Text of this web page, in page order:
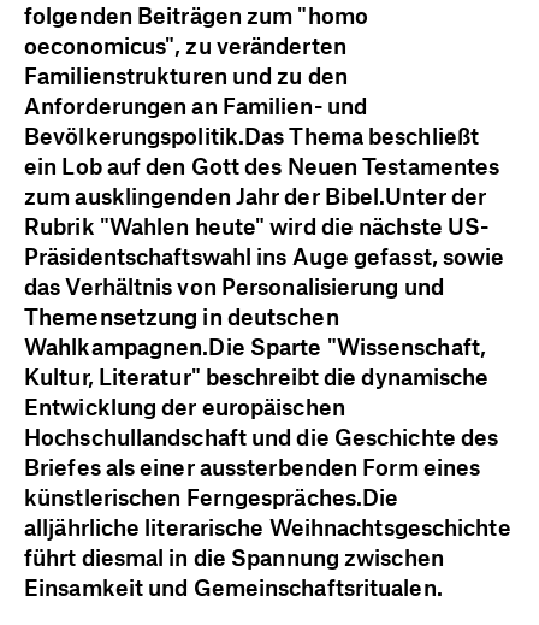
folgenden Beiträgen zum "homo
oeconomicus", zu veränderten
Familienstrukturen und zu den
Anforderungen an Familien- und
Bevölkerungspolitik.Das Thema beschließt
ein Lob auf den Gott des Neuen Testamentes
zum ausklingenden Jahr der Bibel.Unter der
Rubrik "Wahlen heute" wird die nächste US-
Präsidentschaftswahl ins Auge gefasst, sowie
das Verhältnis von Personalisierung und
Themensetzung in deutschen
Wahlkampagnen.Die Sparte "Wissenschaft,
Kultur, Literatur" beschreibt die dynamische
Entwicklung der europäischen
Hochschullandschaft und die Geschichte des
Briefes als einer aussterbenden Form eines
künstlerischen Ferngespräches.Die
alljährliche literarische Weihnachtsgeschichte
führt diesmal in die Spannung zwischen
Einsamkeit und Gemeinschaftsritualen.